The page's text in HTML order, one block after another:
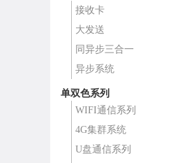
接收卡
大发送
同异步三合一
异步系统
单双色系列
WIFI通信系列
4G集群系统
U盘通信系列